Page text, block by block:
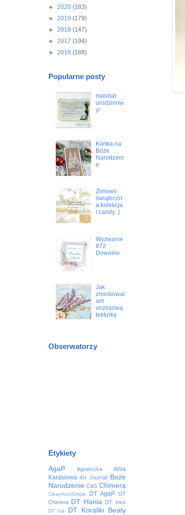
► 2020 (183)
► 2019 (179)
► 2018 (147)
► 2017 (194)
► 2016 (188)
Popularne posty
mandat
urodzinow
y!
Kartka na
Boże
Narodzeni
e
Zimowo
świąteczn
a kolekcja
i candy :)
Wyzwanie
#72
Dowolne
Jak
zmediował
am
wrzosową
tekturkę
Obserwatorzy
Etykiety
AgaP Agnieszka
Ania
Karasiowa Art Journal
Boże
Narodzenie C&S Chimera
CleanAndSimple DT AgaP
DT
Chimera DT Hania DT Ines
DT Iza DT Koraliki Beaty